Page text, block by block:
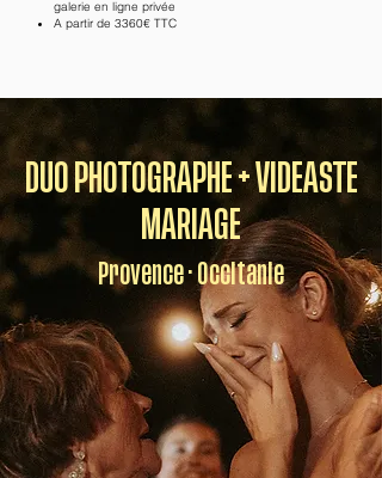
galerie en ligne privée
A partir de 3360€ TTC
DUO PHOTOGRAPHE + VIDEASTE
MARIAGE
Provence · Occitanie